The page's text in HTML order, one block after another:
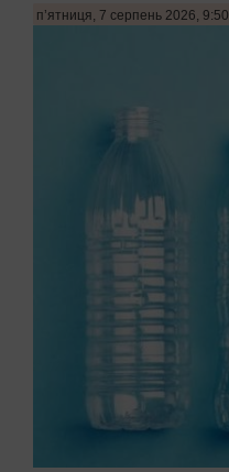
п’ятниця, 7 серпень 2026, 9:50